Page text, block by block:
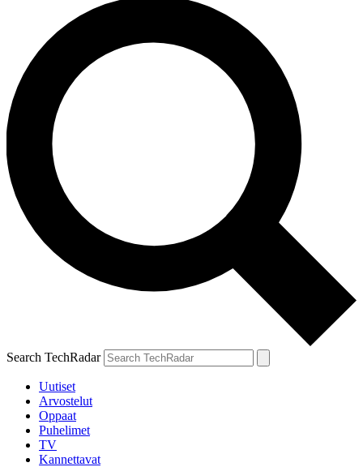
Search TechRadar
Uutiset
Arvostelut
Oppaat
Puhelimet
TV
Kannettavat